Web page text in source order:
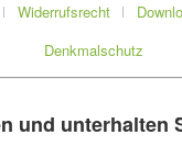
Widerrufsrecht
Denkmalschutz
und unterhalten